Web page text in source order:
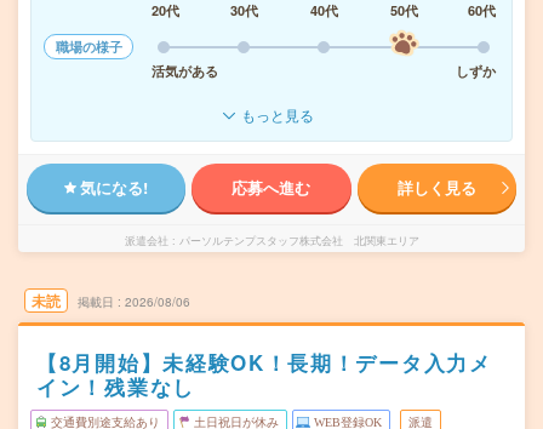
20代
30代 40代 50代
60代
職場の様子
活気がある
しずか
もっと見る
気になる! 応募へ進む 詳しく見る
派遣会社 パーソルテンプスタッフ株式会社 北関東エリア
未読 掲載日 2026/08/06
【8月開始】未経験OK！長期！データ入力メ
イン！残業なし
交通費別途支給あり 土日祝日が休み WEB登録OK 派遣